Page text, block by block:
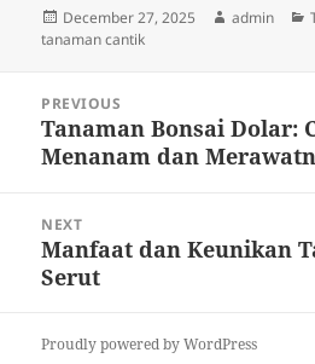
Posted
on
December 27, 2025 Author
admin
tanaman cantik
navigation
PREVIOUS
Previous
post:
Tanaman Bonsai Dolar:
Menanam dan
NEXT
Next
post:
Manfaat dan Keunikan
Serut
Proudly powered by WordPress